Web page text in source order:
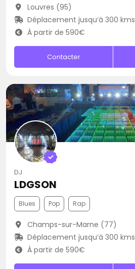
Louvres (95)
Déplacement jusqu’à 300 kms
À partir de 590€
Contacter
DJ
LDGSON
Blues Pop Rap
Champs-sur-Marne (77)
Déplacement jusqu’à 300 kms
À partir de 590€